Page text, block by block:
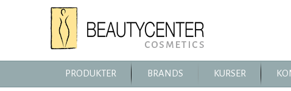
PRODUKTER BRANDS KURSER